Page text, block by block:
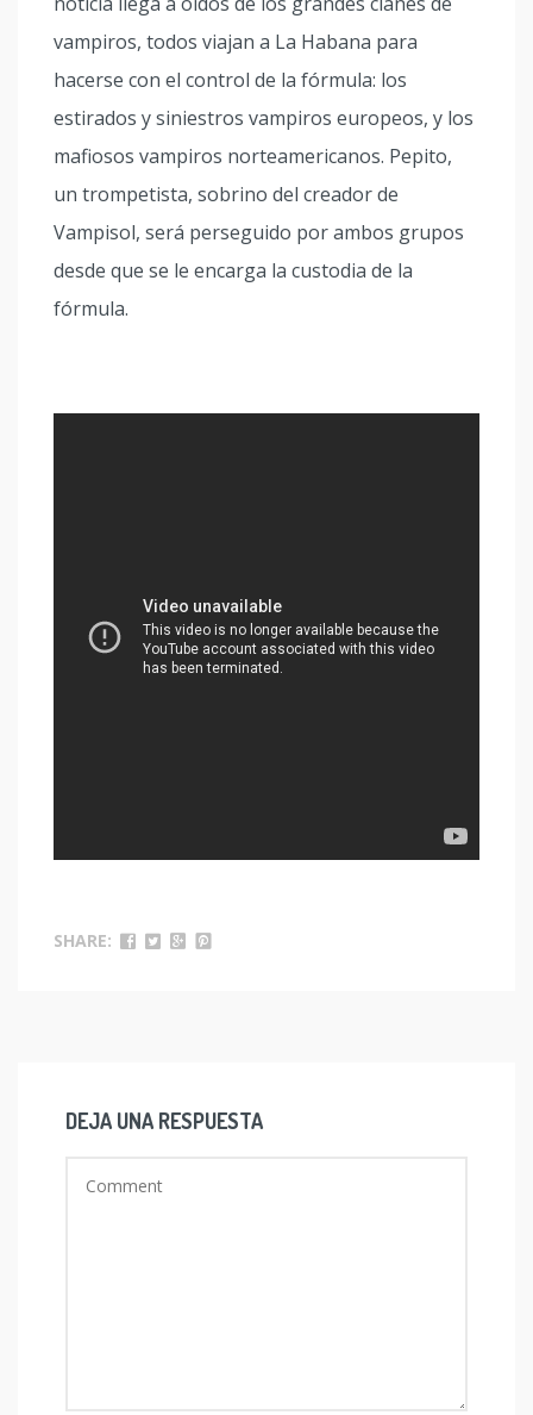
vampiros, todos viajan a La Habana para
hacerse con el control de la fórmula: los
estirados y siniestros vampiros europeos, y los
mafiosos vampiros norteamericanos. Pepito,
un trompetista, sobrino del creador de
Vampisol, será perseguido por ambos grupos
desde que se le encarga la custodia de la
fórmula.
SHARE:
DEJA UNA RESPUESTA